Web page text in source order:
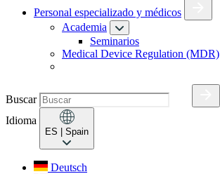
Personal especializado y médicos
Academia
Seminarios
Medical Device Regulation (MDR)
Buscar
Idioma
ES | Spain
Deutsch